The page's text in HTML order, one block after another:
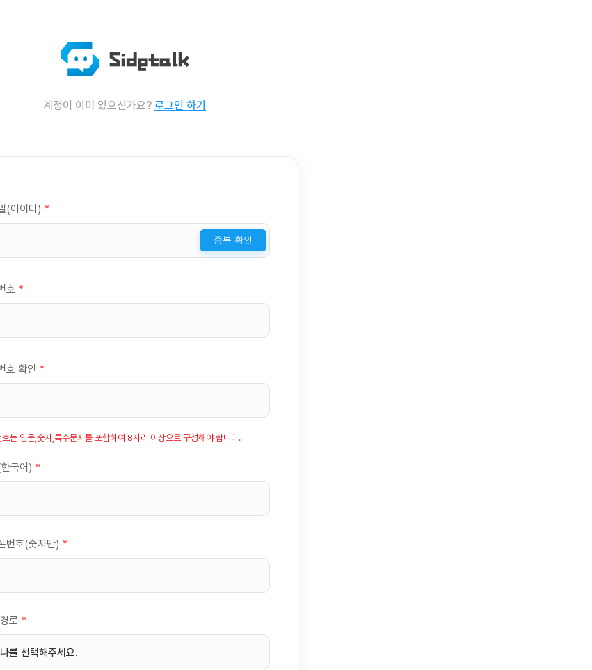
계정이 이미 있으신가요? 로그인 하기
(아이디) *
중복 확인
호 *
호 확인 *
호는 영문,숫자,특수문자를 포함하여 8자리 이상으로 구성해야 합니다.
국어) *
번호(숫자만) *
로 *